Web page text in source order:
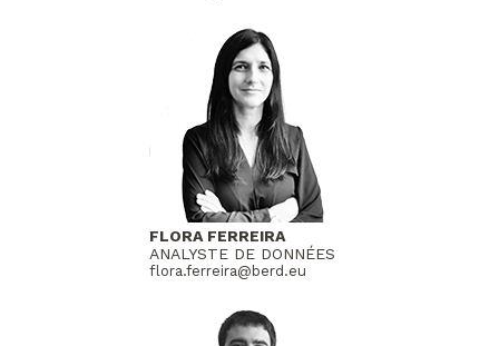
FLORA FERREIRA
ANALYSTE DE DONNÉES
flora.ferreira@berd.eu